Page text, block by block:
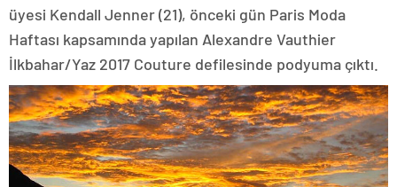
üyesi Kendall Jenner (21), önceki gün Paris Moda
Haftası kapsamında yapılan Alexandre Vauthier
İlkbahar/Yaz 2017 Couture defilesinde podyuma çıktı.